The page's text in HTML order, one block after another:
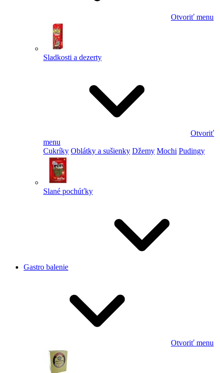
Otvoriť menu
Sladkosti a dezerty
Otvoriť
menu
Cukríky Oblátky a sušienky Džemy Mochi Pudingy
Slané pochúťky
Gastro balenie
Otvoriť menu